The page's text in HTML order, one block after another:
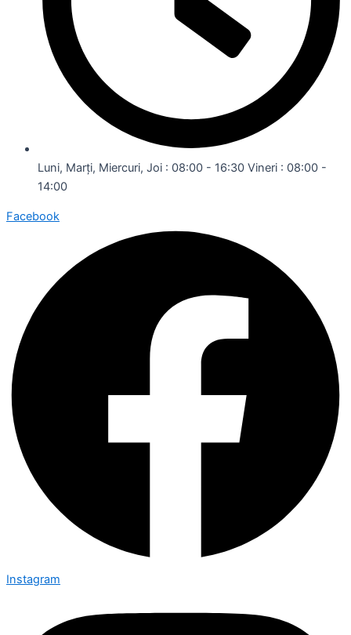
Luni, Marți, Miercuri, Joi : 08:00 - 16:30 Vineri : 08:00 -
14:00
Facebook
Instagram